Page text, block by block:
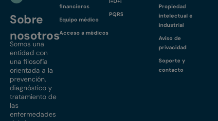
Sobre
nosotros
Somos una
entidad con
una filosofía
orientada a la
prevención,
diagnóstico y
tratamiento de
las
enfermedades
financieros
Equipo médico
Acceso a médicos
PQRS
Propiedad
intelectual e
industrial
Aviso de
privacidad
Soporte y
contacto